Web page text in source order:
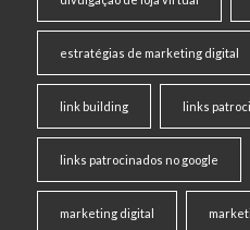
estratégias de marketing digital
link building links
links patrocinados no google
marketing digital